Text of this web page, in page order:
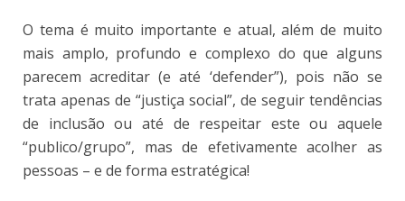
O tema é muito importante e atual, além de muito
mais amplo, profundo e complexo do que alguns
parecem acreditar (e até ‘defender”), pois não se
trata apenas de “justiça social”, de seguir tendências
de inclusão ou até de respeitar este ou aquele
“publico/grupo”, mas de efetivamente acolher as
pessoas – e de forma estratégica!